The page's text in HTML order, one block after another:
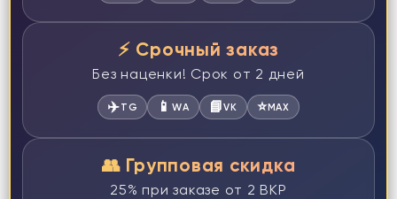
⚡ Срочный заказ
Без наценки! Срок от 2 дней
✈️TG 📱WA 📘VK ⭐MAX
👥 Групповая скидка
25% при заказе от 2 ВКР